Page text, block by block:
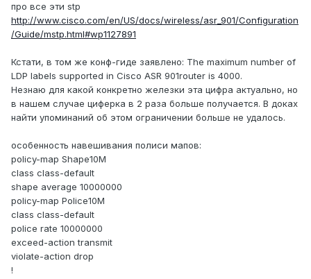
про все эти stp
http://www.cisco.com/en/US/docs/wireless/asr_901/Configuration
/Guide/mstp.html#wp1127891
Кстати, в том же конф-гиде заявлено: The maximum number of
LDP labels supported in Cisco ASR 901router is 4000.
Незнаю для какой конкретно железки эта цифра актуально, но
в нашем случае циферка в 2 раза больше получается. В доках
найти упоминаний об этом ограничении больше не удалось.
особенность навешивания полиси мапов:
policy-map Shape10M
class class-default
shape average 10000000
policy-map Police10M
class class-default
police rate 10000000
exceed-action transmit
violate-action drop
!